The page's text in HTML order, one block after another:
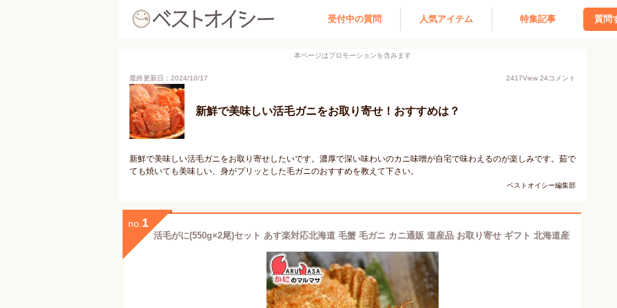
受付中の質問 人気アイテム 特集記事 質問
本ページはプロモーションを含みます
最終更新日：2024/10/17 2417View 24コメント
新鮮で美味しい活毛ガニをお取り寄せ！おすすめは？
新鮮で美味しい活毛ガニをお取り寄せしたいです。濃厚で深い味わいのカニ味噌が自宅で味わえるのが楽しみです。茹で
ても焼いても美味しい、身がプリッとした毛ガニのおすすめを教えて下さい。
ベストオイシー編集部
no. 1
活毛がに(550g×2尾)セット あす楽対応北海道 毛蟹 毛ガニ カニ通販 道産品 お取り寄せ ギフト 北海道産